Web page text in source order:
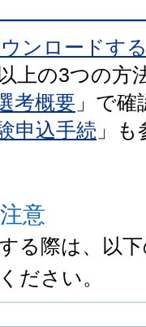
ンロードす
上の3つの方
考概要 」で
申込手続 」
意
る際は、以
ださい。